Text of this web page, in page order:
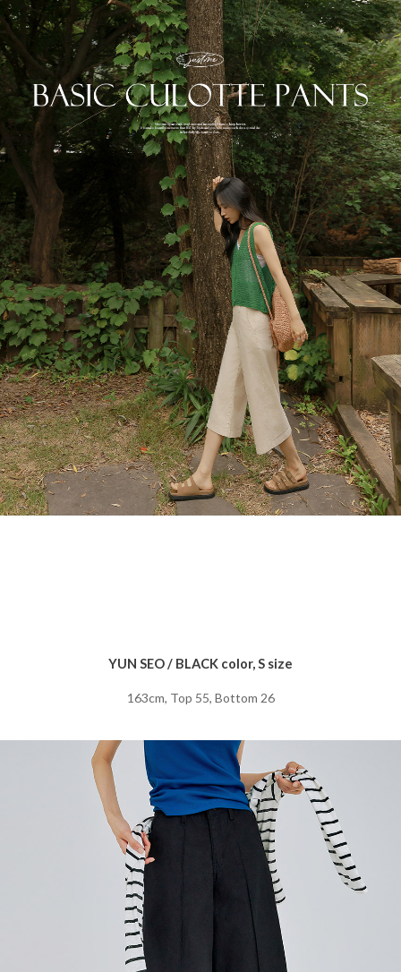
YUN SEO / BLACK color, S size
163cm, Top 55, Bottom 26